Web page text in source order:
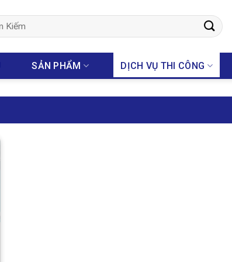
SẢN PHẨM DỊCH VỤ THI CÔNG